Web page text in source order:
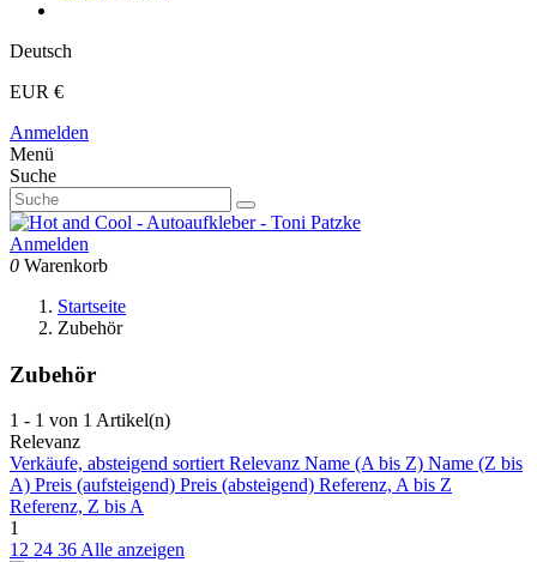
Deutsch
EUR €
Anmelden
Menü
Suche
Anmelden
0 Warenkorb
Startseite
Zubehör
Zubehör
1 - 1 von 1 Artikel(n)
Relevanz
Verkäufe, absteigend sortiertRelevanz Name (A bis Z) Name (Z bis
A) Preis (aufsteigend) Preis (absteigend) Referenz, A bis Z
Referenz, Z bis A
1
12 24 36Alle anzeigen